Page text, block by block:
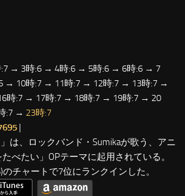
→ 3時:6 → 4時:6 → 5時:6 → 6時:6 → 7
→ 10時:7 → 11時:7 → 12時:7 → 13時:7 →
時:7 → 17時:7 → 18時:7 → 19時:7 → 20
:7 → 23時:7
|
は、ロックバンド・Sumikaが歌う、アニ
べたい」OPテーマに起用されている。
チャートで7位にランクインした。